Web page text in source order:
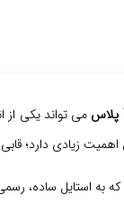
زیادی دارد؛
مناسب است که به